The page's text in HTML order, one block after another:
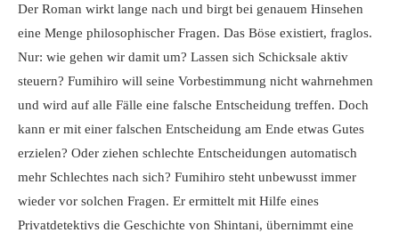
Der Roman wirkt lange nach und birgt bei genauem Hinsehen
eine Menge philosophischer Fragen. Das Böse existiert, fraglos.
Nur: wie gehen wir damit um? Lassen sich Schicksale aktiv
steuern? Fumihiro will seine Vorbestimmung nicht wahrnehmen
und wird auf alle Fälle eine falsche Entscheidung treffen. Doch
kann er mit einer falschen Entscheidung am Ende etwas Gutes
erzielen? Oder ziehen schlechte Entscheidungen automatisch
mehr Schlechtes nach sich? Fumihiro steht unbewusst immer
wieder vor solchen Fragen. Er ermittelt mit Hilfe eines
Privatdetektivs die Geschichte von Shintani, übernimmt eine